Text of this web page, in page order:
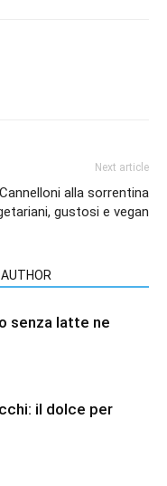
Next article
Cannelloni alla sorrentina
gustosi e vegan
senza latte ne
il dolce per